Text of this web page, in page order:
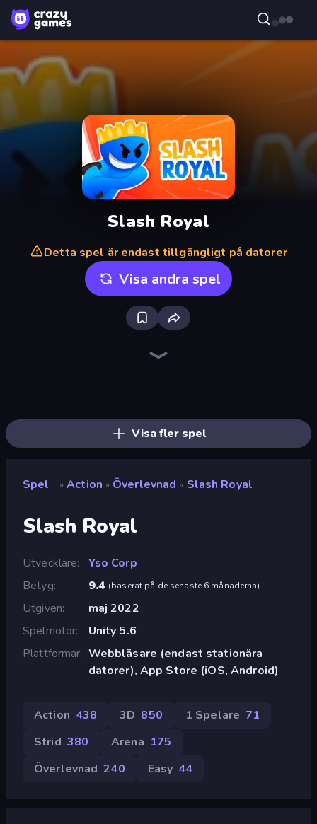
Slash Royal
Detta spel är endast tillgängligt på datorer
Visa andra spel
Visa fler spel
Spel » Action » Överlevnad » Slash Royal
Slash Royal
Utvecklare
Yso Corp
Betyg
9.4 (baserat på de senaste 6 månaderna)
Utgiven
maj 2022
Spelmotor
Unity 5.6
Plattformar Webbläsare (endast stationära
datorer), App Store (iOS, Android)
Action 438 3D 850 1 Spelare 71
Strid 380 Arena 175
Överlevnad 240 Easy 44